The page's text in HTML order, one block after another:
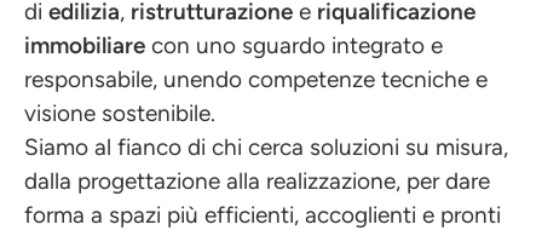
di edilizia, ristrutturazione e riqualificazione
immobiliare con uno sguardo integrato e
responsabile, unendo competenze tecniche e
visione sostenibile.
Siamo al fianco di chi cerca soluzioni su misura,
dalla progettazione alla realizzazione, per dare
forma a spazi più efficienti, accoglienti e pronti